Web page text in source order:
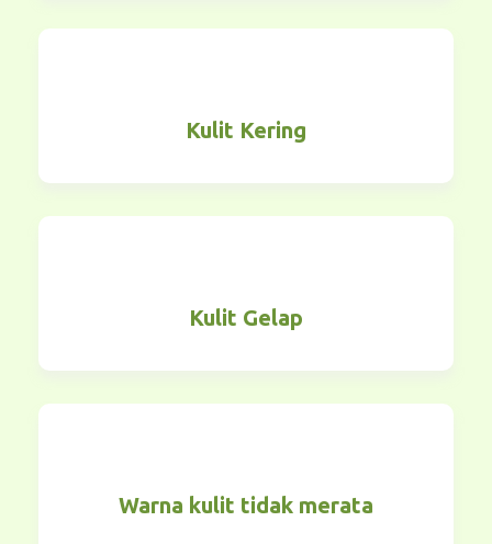
Kulit Kering
Kulit Gelap
Warna kulit tidak merata